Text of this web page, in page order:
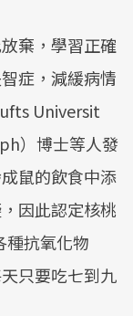
棄，學習正確
症，減緩病情
Universit
）博士等人發
鼠的飲食中添
因此認定核桃
種抗氧化物
只要吃七到九